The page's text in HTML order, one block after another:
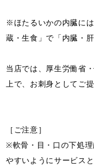
※ほたるいかの内臓に
蔵・生食」で「内臓・
当店では、厚生労働省
上で、お刺身としてご
［ご注意］
※軟骨・目・口の下処
やすいようにサービス